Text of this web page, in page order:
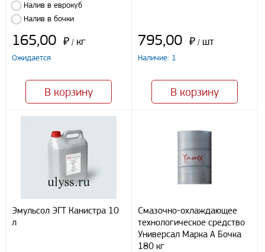
Я даю свое согласие ООО «Улисс» на обработку моих
персональных данных, в соответствии с федеральным законом от
27.07.2006 N152 ФЗ «О персональных данных», на условиях
целей, определенных
Политикой конфиденциальности
Налив в еврокуб
Налив в бочки
165,00 ₽ / кг
Ожидается
В корзину
795,00 ₽ / шт
Наличие: 1
В корзину
Эмульсол ЭГТ Канистра 10
л
Смазочно-охлаждающее
технологическое средство
Универсал Марка А Бочка
180 кг